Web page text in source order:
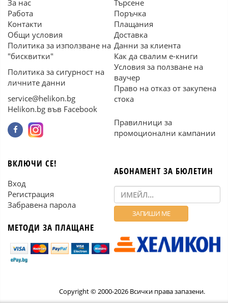
За нас
Работа
Контакти
Общи условия
Политика за използване на
"бисквитки"
Политика за сигурност на
личните данни
service@helikon.bg
Helikon.bg във Facebook
Търсене
Поръчка
Плащания
Доставка
Данни за клиента
Как да свалим е-книги
Условия за ползване на
ваучер
Право на отказ от закупена
стока
Правилници за
промоционални кампании
ВКЛЮЧИ СЕ!
Вход
Регистрация
Забравена парола
МЕТОДИ ЗА ПЛАЩАНЕ
АБОНАМЕНТ ЗА БЮЛЕТИН
Copyright © 2000-2026 Всички права запазени.